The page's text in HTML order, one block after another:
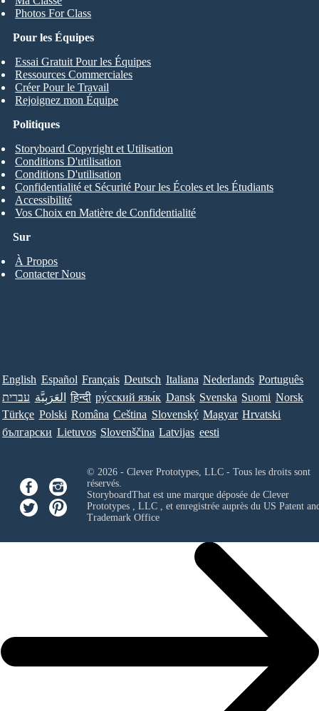
Photos For Class
Pour les Équipes
Essai Gratuit Pour les Équipes
Ressources Commerciales
Créer Pour le Travail
Rejoignez mon Équipe
Sur
À Propos
Contacter Nous
Politiques
Storyboard Copyright et Utilisation
Conditions D'utilisation
Conditions D'utilisation
Confidentialité et Sécurité Pour les Écoles et les Étudiants
Accessibilité
Vos Choix en Matière de Confidentialité
English Español Français Deutsch Italiana Nederlands Português
עברית العَرَبِيَّة हिन्दी ру́сский язы́к Dansk Svenska Suomi Norsk
Türkçe Polski Româna Ceština Slovenský Magyar Hrvatski
български Lietuvos Slovenščina Latvijas eesti
© 2026 - Clever Prototypes, LLC - Tous les droits sont
réservés.
StoryboardThat est une marque déposée de Clever
Prototypes , LLC, et enregistrée auprès du US Patent
Trademark Office